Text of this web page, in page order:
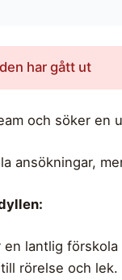
har gått ut
och söker en
ansökningar,
en lantlig
rörelse och lek.